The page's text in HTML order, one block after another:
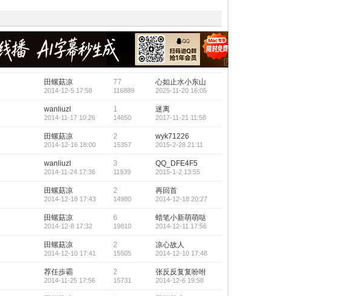
田螺菇凉
2014-12-5 17:58
77
116889
心如止水小东山
2025-11-20 16:05
wanliuzl
2014-11-17 10:26
1
14650
迷离
2017-11-21 11:58
田螺菇凉
2014-12-16 18:00
2
15357
wyk71226
2015-2-28 21:11
wanliuzl
2014-11-24 17:36
3
11939
QQ_DFE4F5
2015-1-2 13:55
田螺菇凉
2014-12-18 17:43
2
14980
再回首
2014-12-18 20:27
田螺菇凉
2014-12-8 17:32
6
19810
蜡笔小新萌萌哒
2014-12-11 17:56
田螺菇凉
2014-12-10 17:41
2
15505
凉心故人
2014-12-10 17:48
荐任歩霸
2014-11-25 17:56
2
15731
张反反复复吩咐
2014-12-6 19:58